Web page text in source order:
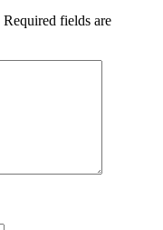
Required fields are